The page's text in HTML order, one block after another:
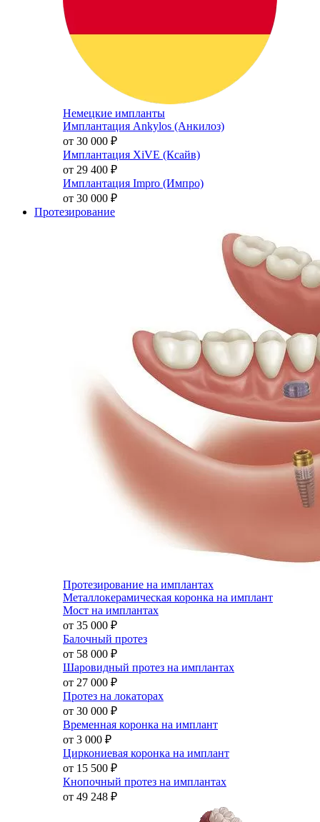
Немецкие импланты
Имплантация Ankylos (Анкилоз)
от 30 000 ₽
Имплантация XiVE (Ксайв)
от 29 400 ₽
Имплантация Impro (Импро)
от 30 000 ₽
Протезирование
Протезирование на имплантах
Металлокерамическая коронка на имплант
Мост на имплантах
от 35 000 ₽
Балочный протез
от 58 000 ₽
Шаровидный протез на имплантах
от 27 000 ₽
Протез на локаторах
от 30 000 ₽
Временная коронка на имплант
от 3 000 ₽
Циркониевая коронка на имплант
от 15 500 ₽
Кнопочный протез на имплантах
от 49 248 ₽